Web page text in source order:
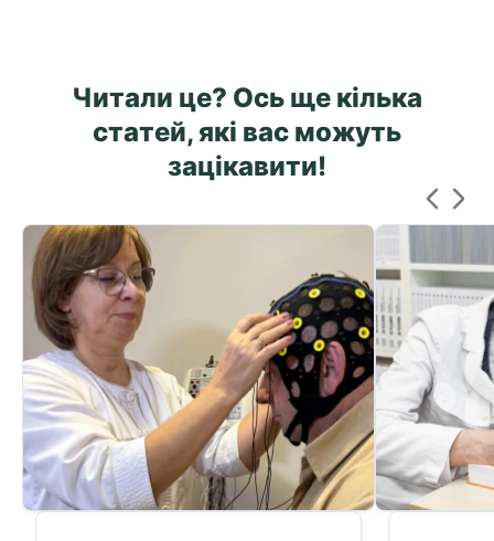
Читали це? Ось ще кілька
статей, які вас можуть
зацікавити!